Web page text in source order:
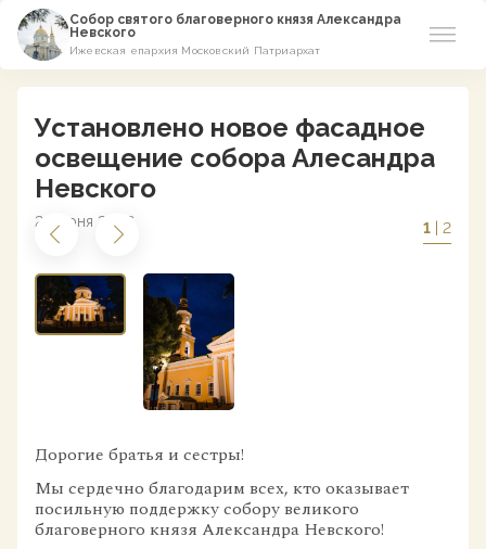
Собор святого благоверного князя Александра
Невского
Ижевская епархия Московский Патриархат
Азы Православия
Виртуальный музей
Пожертвование
Установлено новое фасадное
освещение собора Алесандра
Невского
23 июня 2026 1 | 2
Дорогие братья и сестры!
Мы сердечно благодарим всех, кто оказывает
посильную поддержку собору великого
благоверного князя Александра Невского!